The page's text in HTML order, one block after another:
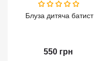
Блуза дитяча батист
550 грн